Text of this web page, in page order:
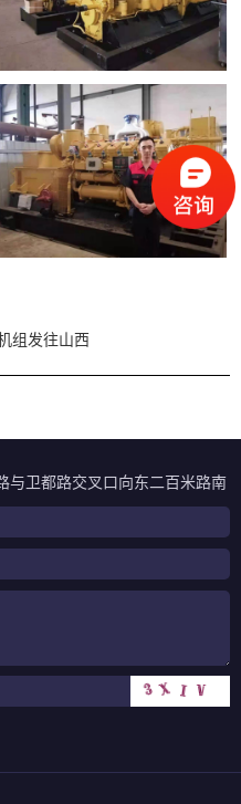
组发往山西
与卫都路交叉口向东二百米路南